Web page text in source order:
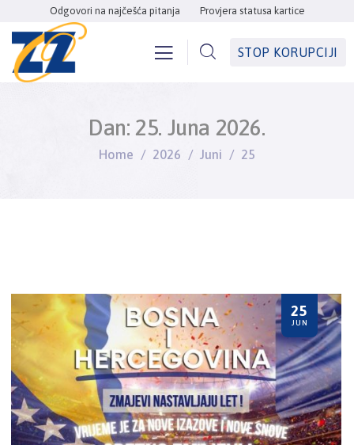
Odgovori na najčešća pitanja Provjera statusa kartice
STOP KORUPCIJI
Dan: 25. Juna 2026.
Home 2026 Juni 25
25
JUN